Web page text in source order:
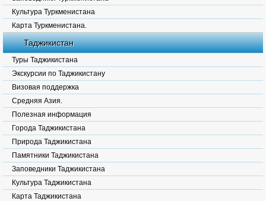
Культура Туркменистана
Карта Туркменистана.
Таджикистан
Туры Таджикистана
Экскурсии по Таджикистану
Визовая поддержка
Средняя Азия.
Полезная информация
Города Таджикистана
Природа Таджикистана
Памятники Таджикистана
Заповедники Таджикистана
Культура Таджикистана
Карта Таджикистана